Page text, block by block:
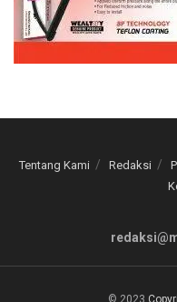
Tentang Kami Redaksi
© 2023